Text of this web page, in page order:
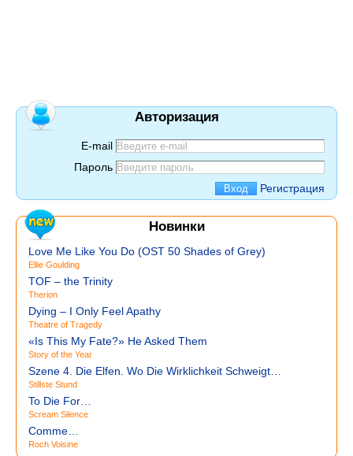
Авторизация
E-mail
Пароль
Регистрация
Новинки
Love Me Like You Do (OST 50 Shades of Grey)
Ellie Goulding
TOF – the Trinity
Therion
Dying – I Only Feel Apathy
Theatre of Tragedy
«Is This My Fate?» He Asked Them
Story of the Year
Szene 4. Die Elfen. Wo Die Wirklichkeit Schweigt…
Stillste Stund
To Die For…
Scream Silence
Comme…
Roch Voisine